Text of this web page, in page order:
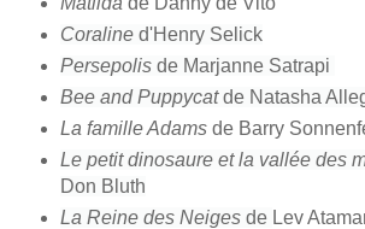
Coralined'Henry Selick
Persepolisde Marjanne Satrapi
Bee and Puppycatde Natasha
La famille Adamsde Barry
Le petit dinosaure et la vallée des
Don Bluth
La Reine des Neigesde Lev